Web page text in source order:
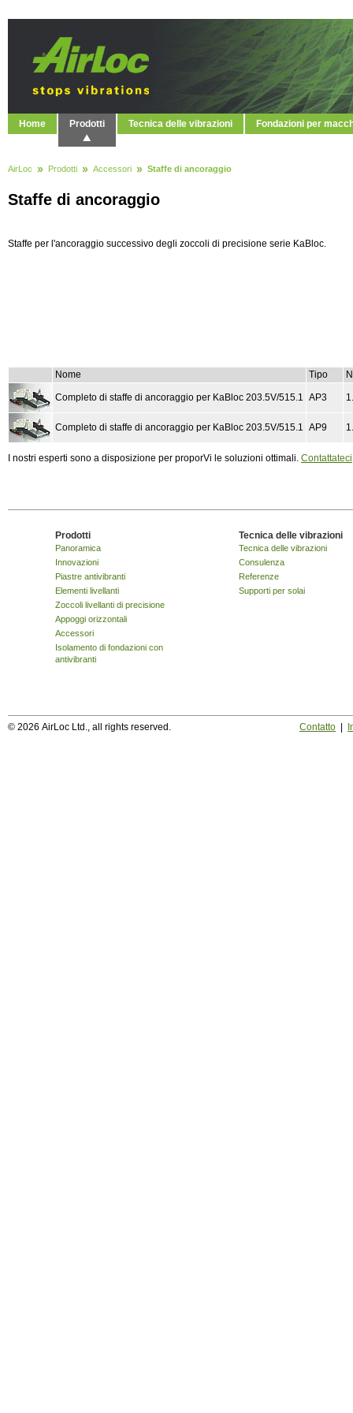
Home Prodotti Tecnica delle vibrazioni Fondazioni per
AirLoc Prodotti Accessori Staffe di ancoraggio
Staffe di ancoraggio
Staffe per l'ancoraggio successivo degli zoccoli di precisione serie KaBloc.
Nome Tipo
Completo di staffe di ancoraggio per KaBloc 203.5V/515.1 AP3
Completo di staffe di ancoraggio per KaBloc 203.5V/515.1 AP9
I nostri esperti sono a disposizione per proporVi le soluzioni ottimali. Contattateci
Prodotti
Panoramica
Innovazioni
Piastre antivibranti
Elementi livellanti
Zoccoli livellanti di precisione
Appoggi orizzontali
Accessori
Isolamento di fondazioni con
antivibranti
Tecnica delle vibrazioni
Tecnica delle vibrazioni
Consulenza
Referenze
Supporti per solai
© 2026 AirLoc Ltd., all rights reserved. Contatto